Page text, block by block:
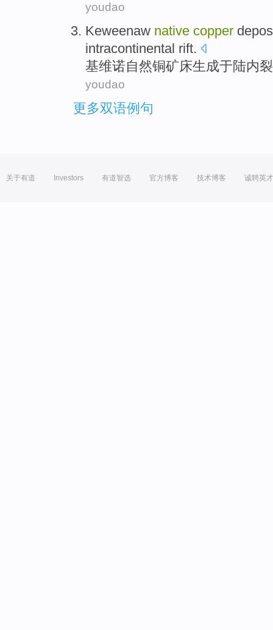
youdao
Keweenaw native copper
intracontinental rift.
基维诺自然铜矿床生成于陆内
youdao
更多双语例句
关于有道 Investors 有道智选 官方博客 技术博客 诚聘英才